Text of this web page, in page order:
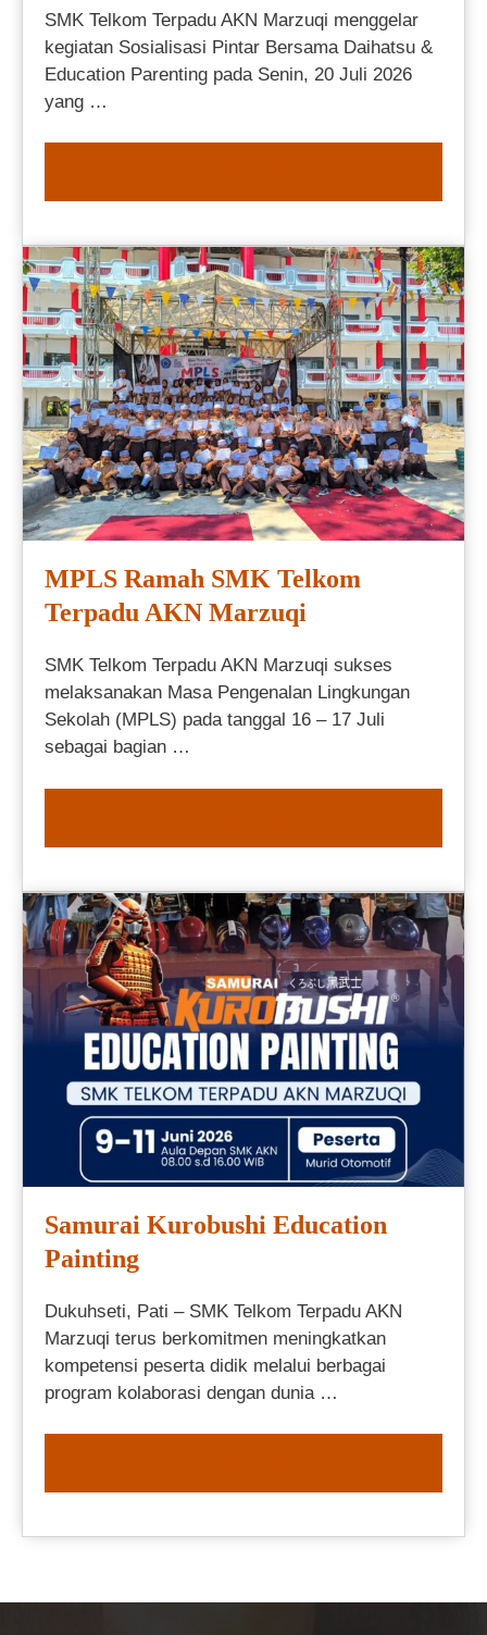
SMK Telkom Terpadu AKN Marzuqi menggelar
kegiatan Sosialisasi Pintar Bersama Daihatsu &
Education Parenting pada Senin, 20 Juli 2026
yang …
MPLS Ramah SMK Telkom
Terpadu AKN Marzuqi
SMK Telkom Terpadu AKN Marzuqi sukses
melaksanakan Masa Pengenalan Lingkungan
Sekolah (MPLS) pada tanggal 16 – 17 Juli
sebagai bagian …
Samurai Kurobushi Education
Painting
Dukuhseti, Pati – SMK Telkom Terpadu AKN
Marzuqi terus berkomitmen meningkatkan
kompetensi peserta didik melalui berbagai
program kolaborasi dengan dunia …